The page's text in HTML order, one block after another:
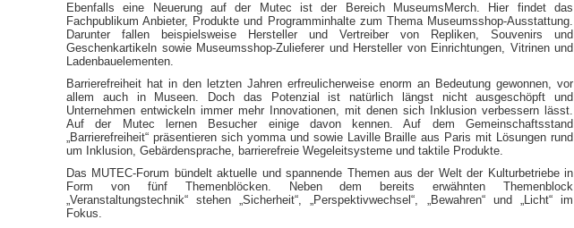
Ebenfalls eine Neuerung auf der Mutec ist der Bereich MuseumsMerch. Hier findet das
Fachpublikum Anbieter, Produkte und Programminhalte zum Thema Museumsshop-Ausstattung.
Darunter fallen beispielsweise Hersteller und Vertreiber von Repliken, Souvenirs und
Geschenkartikeln sowie Museumsshop-Zulieferer und Hersteller von Einrichtungen, Vitrinen und
Ladenbauelementen.
Barrierefreiheit hat in den letzten Jahren erfreulicherweise enorm an Bedeutung gewonnen, vor
allem auch in Museen. Doch das Potenzial ist natürlich längst nicht ausgeschöpft und
Unternehmen entwickeln immer mehr Innovationen, mit denen sich Inklusion verbessern lässt.
Auf der Mutec lernen Besucher einige davon kennen. Auf dem Gemeinschaftsstand
„Barrierefreiheit“ präsentieren sich yomma und sowie Laville Braille aus Paris mit Lösungen rund
um Inklusion, Gebärdensprache, barrierefreie Wegeleitsysteme und taktile Produkte.
Das MUTEC-Forum bündelt aktuelle und spannende Themen aus der Welt der Kulturbetriebe in
Form von fünf Themenblöcken. Neben dem bereits erwähnten Themenblock
„Veranstaltungstechnik“ stehen „Sicherheit“, „Perspektivwechsel“, „Bewahren“ und „Licht“ im
Fokus.